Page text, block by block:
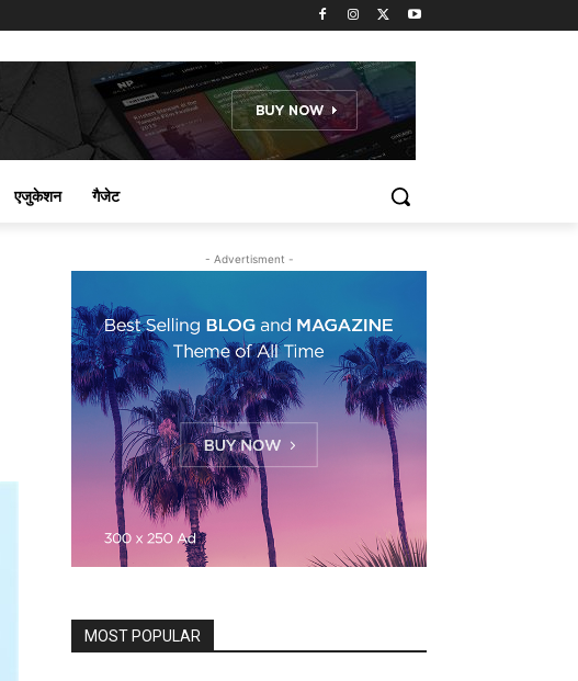
एजुकेशन गैजेट
- Advertisment -
MOST POPULAR